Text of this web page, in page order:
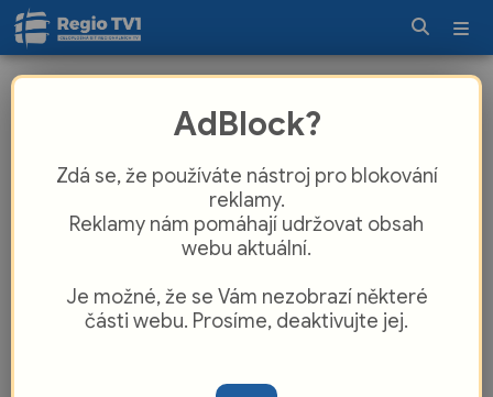
policistů ze Šumperka
AdBlock?
Zdá se, že používáte nástroj pro blokování
reklamy.
Reklamy nám pomáhají udržovat obsah
webu aktuální.
Je možné, že se Vám nezobrazí některé
části webu. Prosíme, deaktivujte jej.